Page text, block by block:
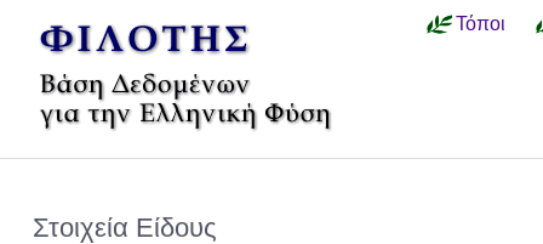
Τόποι
Στοιχεία Είδους